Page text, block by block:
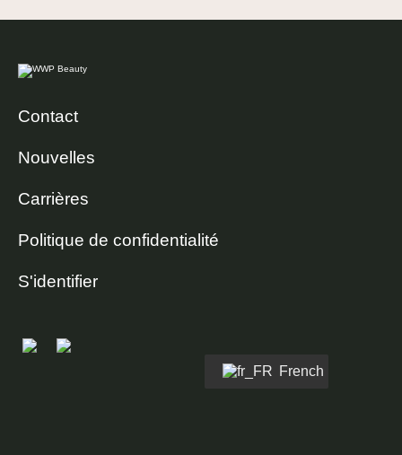
Contact
Nouvelles
Carrières
Politique de confidentialité
S'identifier
French